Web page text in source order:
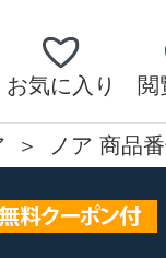
お気に入り 閲
ノア 商品